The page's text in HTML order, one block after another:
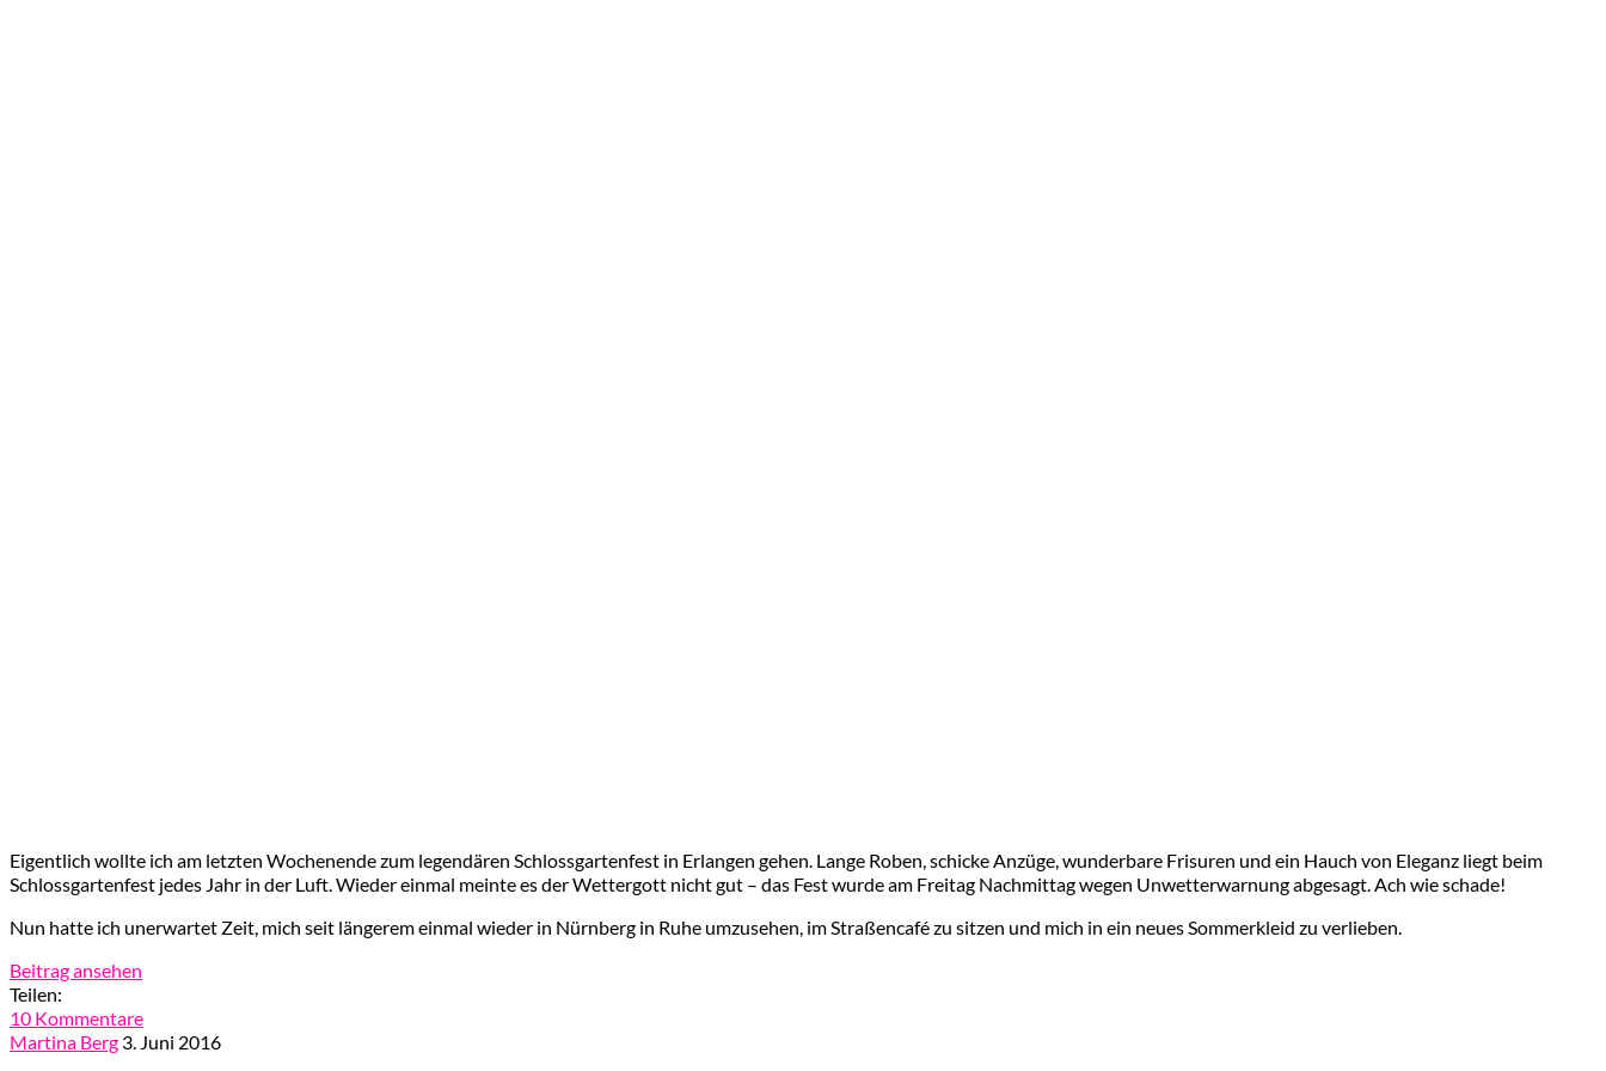
Eigentlich wollte ich am letzten Wochenende zum legendären Schlossgartenfest in Erlangen gehen. Lange Roben, schicke Anzüge, wunderbare Frisuren und ein Hauch von Eleganz liegt beim
Schlossgartenfest jedes Jahr in der Luft. Wieder einmal meinte es der Wettergott nicht gut – das Fest wurde am Freitag Nachmittag wegen Unwetterwarnung abgesagt. Ach wie schade!
Nun hatte ich unerwartet Zeit, mich seit längerem einmal wieder in Nürnberg in Ruhe umzusehen, im Straßencafé zu sitzen und mich in ein neues Sommerkleid zu verlieben.
Beitrag ansehen
Teilen:
10 Kommentare
Martina Berg 3. Juni 2016